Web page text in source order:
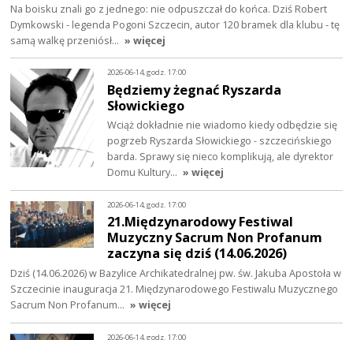
Na boisku znali go z jednego: nie odpuszczał do końca. Dziś Robert
Dymkowski - legenda Pogoni Szczecin, autor 120 bramek dla klubu - tę
samą walkę przeniósł… » więcej
2026-06-14, godz. 17:00
Będziemy żegnać Ryszarda
Słowickiego
Wciąż dokładnie nie wiadomo kiedy odbędzie się
pogrzeb Ryszarda Słowickiego - szczecińskiego
barda. Sprawy się nieco komplikują, ale dyrektor
Domu Kultury… » więcej
2026-06-14, godz. 17:00
21.Międzynarodowy Festiwal
Muzyczny Sacrum Non Profanum
zaczyna się dziś (14.06.2026)
Dziś (14.06.2026) w Bazylice Archikatedralnej pw. św. Jakuba Apostoła w
Szczecinie inauguracja 21. Międzynarodowego Festiwalu Muzycznego
Sacrum Non Profanum… » więcej
2026-06-14, godz. 17:00